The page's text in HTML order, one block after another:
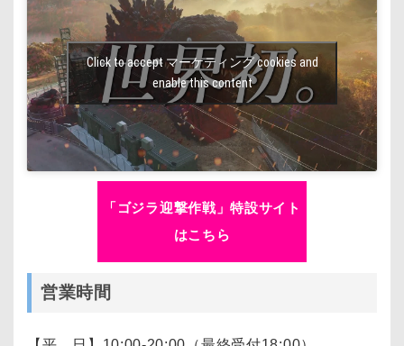
Click to accept マーケティング cookies and
enable this content
「ゴジラ迎撃作戦」特設サイト
はこちら
営業時間